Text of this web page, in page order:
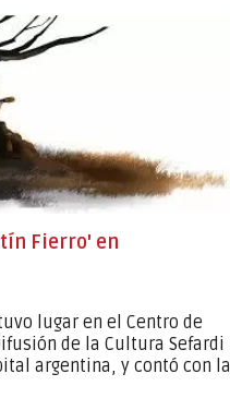
Fierro' en
lugar en el Centro de
de la Cultura Sefardi
argentina, y contó con la